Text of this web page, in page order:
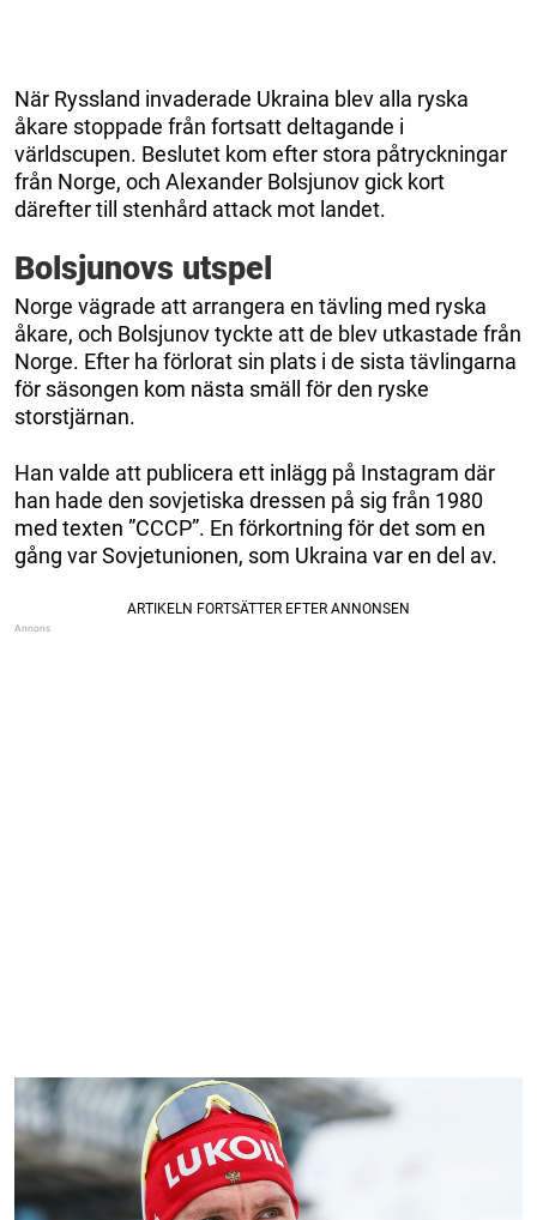
När Ryssland invaderade Ukraina blev alla ryska
åkare stoppade från fortsatt deltagande i
världscupen. Beslutet kom efter stora påtryckningar
från Norge, och Alexander Bolsjunov gick kort
därefter till stenhård attack mot landet.
Bolsjunovs utspel
Norge vägrade att arrangera en tävling med ryska
åkare, och Bolsjunov tyckte att de blev utkastade från
Norge. Efter ha förlorat sin plats i de sista tävlingarna
för säsongen kom nästa smäll för den ryske
storstjärnan.
Han valde att publicera ett inlägg på Instagram där
han hade den sovjetiska dressen på sig från 1980
med texten ”CCCP”. En förkortning för det som en
gång var Sovjetunionen, som Ukraina var en del av.